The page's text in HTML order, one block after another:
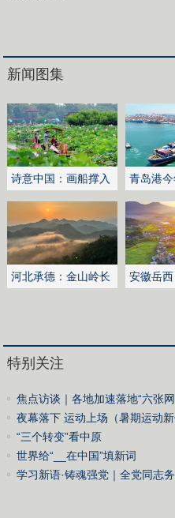
新闻图集
诗意中国：画船撑入
花深处
青岛港
国际航线
河北承德：金山岭长
安徽岳
特别关注
焦点访谈｜各地加速落地“六张
中国式现代化战略底座
夜幕落下 运动上场（暑期运动新
“三个转变”看中原
世界给“__在中国”填新词
学习新语·铸魂强党｜全党同志